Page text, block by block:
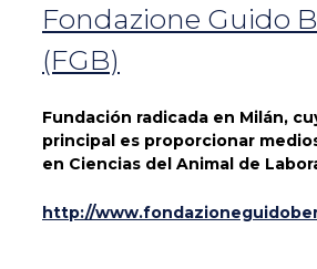
Fondazione Guido
(FGB)
Fundación radicada en Milán,
principal es proporcionar
en Ciencias del Animal de
http://